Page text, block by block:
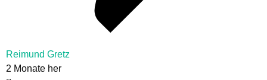
Reimund Gretz
2 Monate her